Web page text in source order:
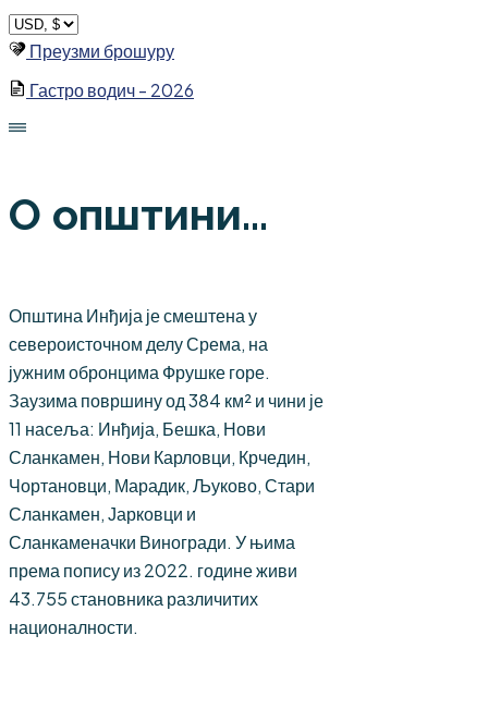
Skip
to
content
Преузми брошуру
Гастро водич - 2026
О општини...
Општина Инђија је смештена у
североисточном делу Срема, на
јужним обронцима Фрушке горе.
Заузима површину од 384 км² и чини је
11 насеља: Инђија, Бешка, Нови
Сланкамен, Нови Карловци, Крчедин,
Чортановци, Марадик, Љуково, Стари
Сланкамен, Јарковци и
Сланкаменачки Виногради. У њима
према попису из 2022. године живи
43.755 становника различитих
националности.